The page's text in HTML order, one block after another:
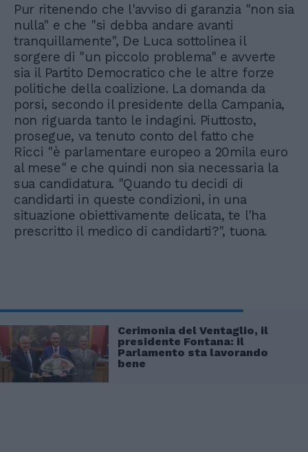
Pur ritenendo che l'avviso di garanzia "non sia
nulla" e che "si debba andare avanti
tranquillamente", De Luca sottolinea il
sorgere di "un piccolo problema" e avverte
sia il Partito Democratico che le altre forze
politiche della coalizione. La domanda da
porsi, secondo il presidente della Campania,
non riguarda tanto le indagini. Piuttosto,
prosegue, va tenuto conto del fatto che
Ricci "è parlamentare europeo a 20mila euro
al mese" e che quindi non sia necessaria la
sua candidatura. "Quando tu decidi di
candidarti in queste condizioni, in una
situazione obiettivamente delicata, te l'ha
prescritto il medico di candidarti?", tuona.
Cerimonia del Ventaglio, il
presidente Fontana: il
Parlamento sta lavorando
bene